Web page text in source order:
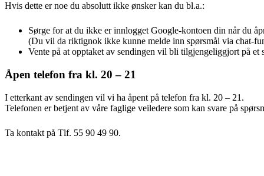
Hvis dette er noe du absolutt ikke ønsker kan du bl.a.:
Sørge for at du ikke er innlogget Google-kontoen din når du
(Du vil da riktignok ikke kunne melde inn spørsmål via chat-
Vente på at opptaket av sendingen vil bli tilgjengeliggjort på et
Åpen telefon fra kl. 20 – 21
I etterkant av sendingen vil vi ha åpent på telefon fra kl. 20 – 21.
Telefonen er betjent av våre faglige veiledere som kan svare på
Ta kontakt på Tlf. 55 90 49 90.